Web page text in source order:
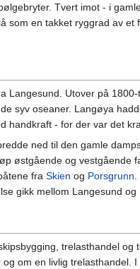
Tvert imot - i
som en takket ryggrad av et
Langesund. Utover på 1800-
syv oseaner. Langøya
handkraft - for der var det
ned til den gamle
østgående og vestgående
fra Skien og Porsgrunn.
gikk mellom Langesund og
trelasthandel og
om en livlig trelasthandel. I